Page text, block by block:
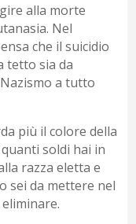
alla morte
Nel
che il suicidio
tetto sia da
a tutto
più il colore della
soldi hai in
razza eletta e
sei da mettere nel